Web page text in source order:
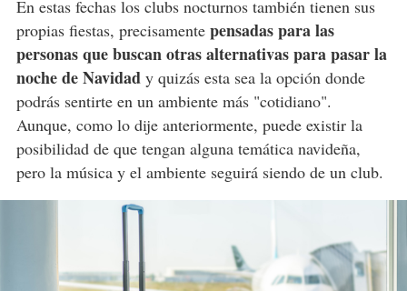
En estas fechas los clubs nocturnos también tienen sus
propias fiestas, precisamente pensadas para las
personas que buscan otras alternativas para pasar la
noche de Navidady quizás esta sea la opción donde
podrás sentirte en un ambiente más "cotidiano".
Aunque, como lo dije anteriormente, puede existir la
posibilidad de que tengan alguna temática navideña,
pero la música y el ambiente seguirá siendo de un club.